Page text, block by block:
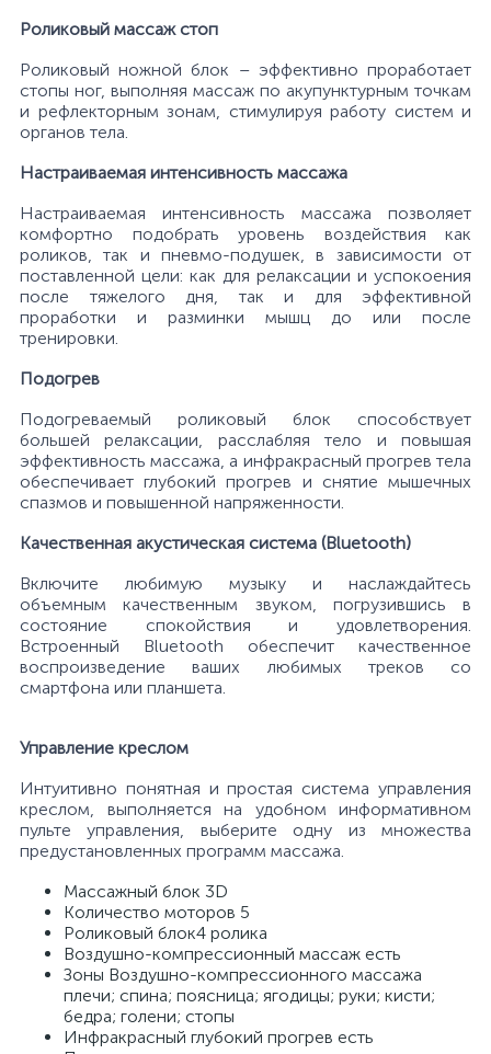
Роликовый массаж стоп
Роликовый ножной блок – эффективно проработает
стопы ног, выполняя массаж по акупунктурным точкам
и рефлекторным зонам, стимулируя работу систем и
органов тела.
Настраиваемая интенсивность массажа
Настраиваемая интенсивность массажа позволяет
комфортно подобрать уровень воздействия как
роликов, так и пневмо-подушек, в зависимости от
поставленной цели: как для релаксации и успокоения
после тяжелого дня, так и для эффективной
проработки и разминки мышц до или после
тренировки.
Подогрев
Подогреваемый роликовый блок способствует
большей релаксации, расслабляя тело и повышая
эффективность массажа, а инфракрасный прогрев тела
обеспечивает глубокий прогрев и снятие мышечных
спазмов и повышенной напряженности.
Качественная акустическая система (Bluetooth)
Включите любимую музыку и наслаждайтесь
объемным качественным звуком, погрузившись в
состояние спокойствия и удовлетворения.
Встроенный Bluetooth обеспечит качественное
воспроизведение ваших любимых треков со
смартфона или планшета.
Управление креслом
Интуитивно понятная и простая система управления
креслом, выполняется на удобном информативном
пульте управления, выберите одну из множества
предустановленных программ массажа.
Массажный блок 3D
Количество моторов 5
Роликовый блок4 ролика
Воздушно-компрессионный массаж есть
Зоны Воздушно-компрессионного массажа
плечи; спина; поясница; ягодицы; руки; кисти;
бедра; голени; стопы
Инфракрасный глубокий прогрев есть